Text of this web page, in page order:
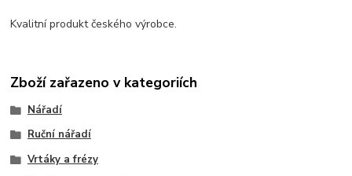
Kvalitní produkt českého výrobce.
Zboží zařazeno v kategoriích
Nářadí
Ruční nářadí
Vrtáky a frézy